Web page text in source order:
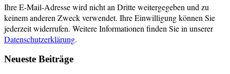
Ihre E-Mail-Adresse wird nicht an Dritte weitergegeben und zu
keinem anderen Zweck verwendet. Ihre Einwilligung können Sie
jederzeit widerrufen. Weitere Informationen finden Sie in unserer
Datenschutzerklärung.
Neueste Beiträge